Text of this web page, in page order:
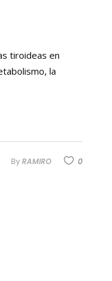
tiroideas en
la
ByRAMIRO 0